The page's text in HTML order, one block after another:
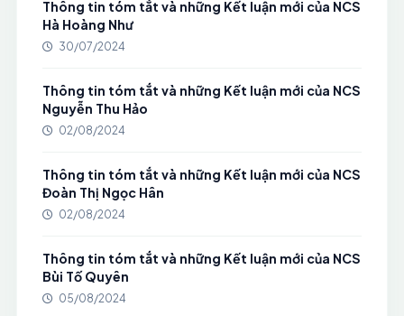
Thông tin tóm tắt và những Kết luận mới của NCS
Hà Hoàng Như
30/07/2024
Thông tin tóm tắt và những Kết luận mới của NCS
Nguyễn Thu Hảo
02/08/2024
Thông tin tóm tắt và những Kết luận mới của NCS
Đoàn Thị Ngọc Hân
02/08/2024
Thông tin tóm tắt và những Kết luận mới của NCS
Bùi Tố Quyên
05/08/2024